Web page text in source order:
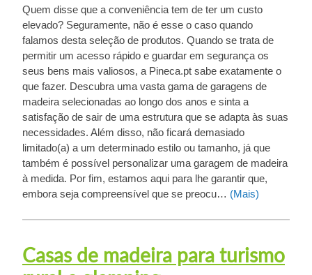
Quem disse que a conveniência tem de ter um custo
elevado? Seguramente, não é esse o caso quando
falamos desta seleção de produtos. Quando se trata de
permitir um acesso rápido e guardar em segurança os
seus bens mais valiosos, a Pineca.pt sabe exatamente o
que fazer. Descubra uma vasta gama de garagens de
madeira selecionadas ao longo dos anos e sinta a
satisfação de sair de uma estrutura que se adapta às suas
necessidades. Além disso, não ficará demasiado
limitado(a) a um determinado estilo ou tamanho, já que
também é possível personalizar uma garagem de madeira
à medida. Por fim, estamos aqui para lhe garantir que,
embora seja compreensível que se preocu… (Mais)
Casas de madeira para turismo